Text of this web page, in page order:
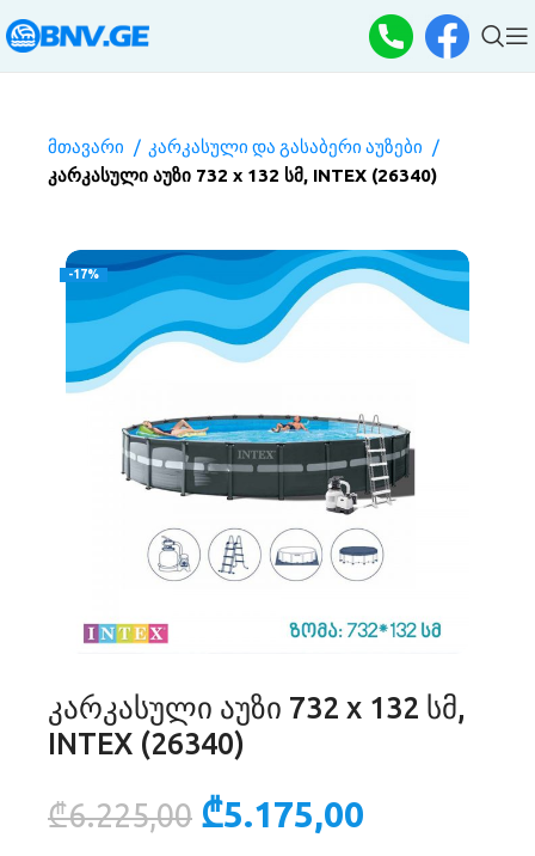
მთავარი
კარკასული და გასაბერი აუზები
კარკასული აუზი 732 х 132 სმ, INTEX (26340)
-17%
კარკასული აუზი 732 х 132 სმ,
INTEX (26340)
₾6.225,00 ₾5.175,00